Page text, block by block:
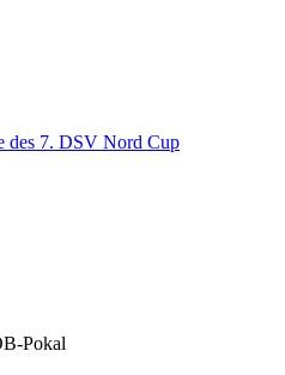
des 7. DSV Nord Cup
Pokal